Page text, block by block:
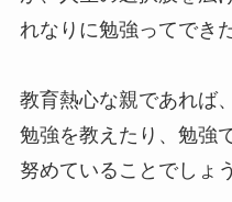
れなりに勉強ってでき
教育熱心な親であれば
勉強を教えたり、勉強
努めていることでしょう